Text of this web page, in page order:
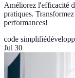
Améliorez l'efficacité
pratiques.
performances!
code simplifié
Jul 30